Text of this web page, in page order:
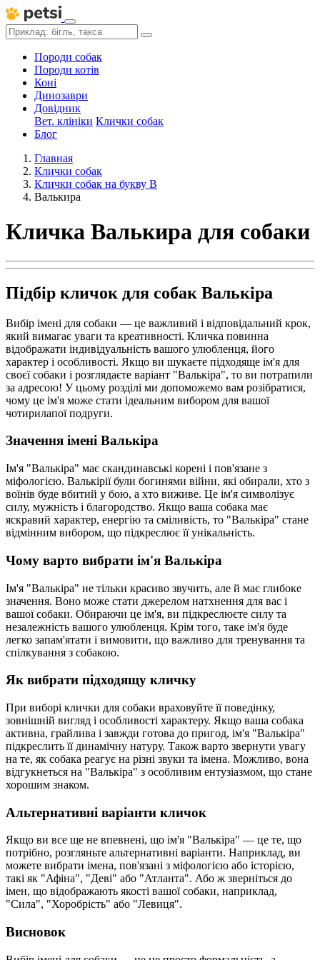
Породи собак
Породи котів
Коні
Динозаври
Довідник
Вет. клініки Клички собак
Блог
Главная
Клички собак
Клички собак на букву В
Валькира
Кличка Валькира для собаки
Підбір кличок для собак Валькіра
Вибір імені для собаки — це важливий і відповідальний крок,
який вимагає уваги та креативності. Кличка повинна
відображати індивідуальність вашого улюбленця, його
характер і особливості. Якщо ви шукаєте підходяще ім'я для
своєї собаки і розглядаєте варіант "Валькіра", то ви потрапили
за адресою! У цьому розділі ми допоможемо вам розібратися,
чому це ім'я може стати ідеальним вибором для вашої
чотирилапої подруги.
Значення імені Валькіра
Ім'я "Валькіра" має скандинавські корені і пов'язане з
міфологією. Валькірії були богинями війни, які обирали, хто з
воїнів буде вбитий у бою, а хто виживе. Це ім'я символізує
силу, мужність і благородство. Якщо ваша собака має
яскравий характер, енергію та сміливість, то "Валькіра" стане
відмінним вибором, що підкреслює її унікальність.
Чому варто вибрати ім'я Валькіра
Ім'я "Валькіра" не тільки красиво звучить, але й має глибоке
значення. Воно може стати джерелом натхнення для вас і
вашої собаки. Обираючи це ім'я, ви підкреслюєте силу та
незалежність вашого улюбленця. Крім того, таке ім'я буде
легко запам'ятати і вимовити, що важливо для тренування та
спілкування з собакою.
Як вибрати підходящу кличку
При виборі клички для собаки враховуйте її поведінку,
зовнішній вигляд і особливості характеру. Якщо ваша собака
активна, грайлива і завжди готова до пригод, ім'я "Валькіра"
підкреслить її динамічну натуру. Також варто звернути увагу
на те, як собака реагує на різні звуки та імена. Можливо, вона
відгукнеться на "Валькіра" з особливим ентузіазмом, що стане
хорошим знаком.
Альтернативні варіанти кличок
Якщо ви все ще не впевнені, що ім'я "Валькіра" — це те, що
потрібно, розгляньте альтернативні варіанти. Наприклад, ви
можете вибрати імена, пов'язані з міфологією або історією,
такі як "Афіна", "Деві" або "Атланта". Або ж зверніться до
імен, що відображають якості вашої собаки, наприклад,
"Сила", "Хоробрість" або "Левиця".
Висновок